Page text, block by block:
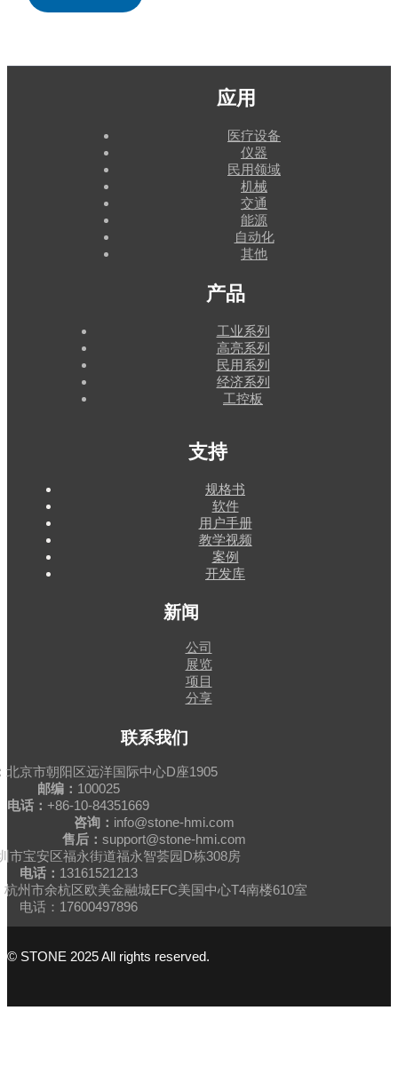
应用
医疗设备
仪器
民用领域
机械
交通
能源
自动化
其他
产品
工业系列
高亮系列
民用系列
经济系列
工控板
支持
规格书
软件
用户手册
教学视频
案例
开发库
新闻
公司
展览
项目
分享
联系我们
北京市朝阳区远洋国际中心D座1905
邮编： 100025
电话： +86-10-84351669
咨询： info@stone-hmi.com
售后： support@stone-hmi.com
市宝安区福永街道福永智荟园D栋308房
电话： 13161521213
杭州市余杭区欧美金融城EFC美国中心T4南楼610室
电话：17600497896
© STONE 2025 All rights reserved.